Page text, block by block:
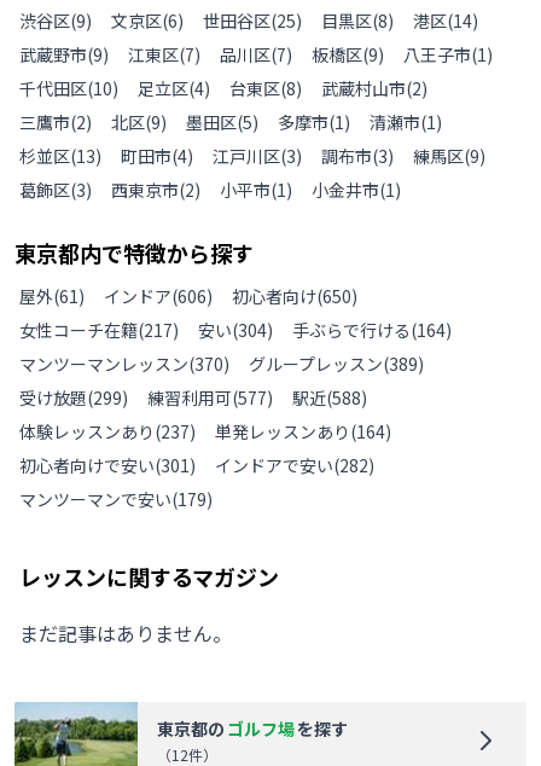
渋谷区(9) 文京区(6) 世田谷区(25) 目黒区(8) 港区(14)
武蔵野市(9) 江東区(7) 品川区(7) 板橋区(9) 八王子市(1)
千代田区(10) 足立区(4) 台東区(8) 武蔵村山市(2)
三鷹市(2) 北区(9) 墨田区(5) 多摩市(1) 清瀬市(1)
杉並区(13) 町田市(4) 江戸川区(3) 調布市(3) 練馬区(9)
葛飾区(3) 西東京市(2) 小平市(1) 小金井市(1)
東京都内で特徴から探す
屋外(61) インドア(606) 初心者向け(650)
女性コーチ在籍(217) 安い(304) 手ぶらで行ける(164)
マンツーマンレッスン(370) グループレッスン(389)
受け放題(299) 練習利用可(577) 駅近(588)
体験レッスンあり (237) 単発レッスンあり (164)
初心者向けで安い(301) インドアで安い(282)
マンツーマンで安い(179)
レッスンに関するマガジン
まだ記事はありません。
東京都の ゴルフ場を探す
（12件）